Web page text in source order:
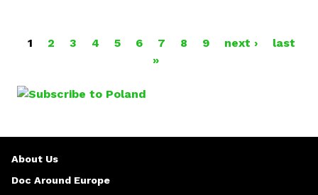
A
E
S
1 2 3 4 5 6 7 8 9 next ›
last
»
About Us
Doc Around Europe